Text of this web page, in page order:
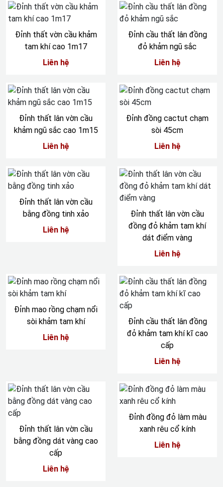
Đỉnh thất vờn cầu khảm
tam khí cao 1m17
Liên hệ
Đỉnh cầu thất lân đồng
đỏ khảm ngũ sắc
Liên hệ
Đỉnh thất lân vờn cầu
khảm ngũ sắc cao 1m15
Liên hệ
Đỉnh đồng cactut chạm
sòi 45cm
Liên hệ
Đỉnh thất lân vờn cầu
bằng đồng tinh xảo
Liên hệ
Đỉnh thất lân vờn cầu
đồng đỏ khảm tam khí
dát điểm vàng
Liên hệ
Đỉnh mao rồng chạm nổi
sòi khảm tam khí
Liên hệ
Đỉnh cầu thất lân đồng
đỏ khảm tam khí kĩ cao
cấp
Liên hệ
Đỉnh thất lân vờn cầu
bằng đồng dát vàng cao
cấp
Liên hệ
Đỉnh đồng đỏ làm màu
xanh rêu cổ kính
Liên hệ